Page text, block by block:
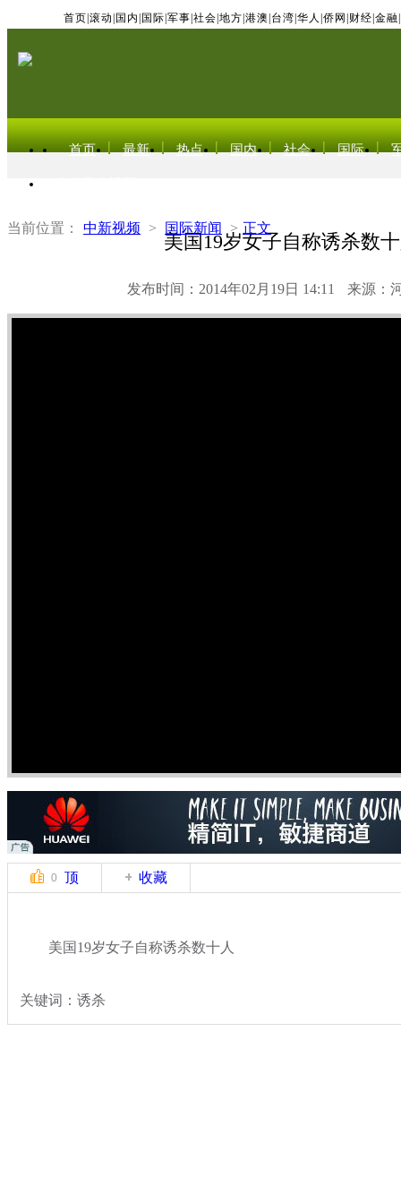
首页 滚动 国内 国际 军事 社会 地方 港澳 台湾 华人 侨网 财经 金融
首页 最新 热点 国内 社会 国际
当前位置： 中新视频 > 国际新闻 > 正文
美国19岁女子自称诱杀数
发布时间：2014年02月19日 14:11 来源：
0 顶 收藏
美国19岁女子自称诱杀数十人
关键词：诱杀